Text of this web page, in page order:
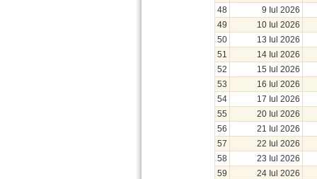
48
9 Iul 2026
49
10 Iul 2026
50
13 Iul 2026
51
14 Iul 2026
52
15 Iul 2026
53
16 Iul 2026
54
17 Iul 2026
55
20 Iul 2026
56
21 Iul 2026
57
22 Iul 2026
58
23 Iul 2026
59
24 Iul 2026